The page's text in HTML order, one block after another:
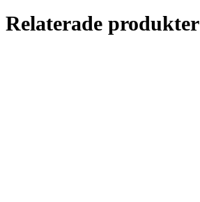
Relaterade produkter